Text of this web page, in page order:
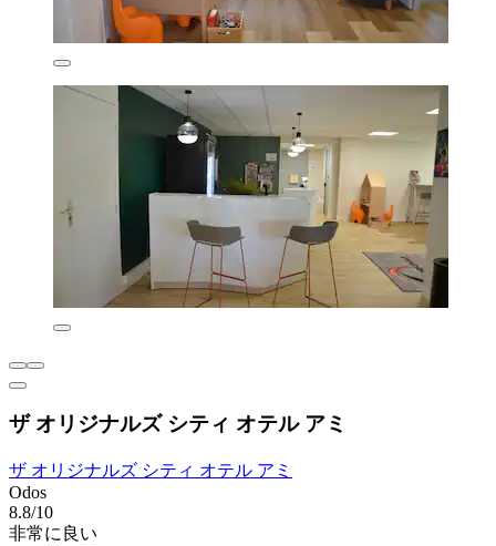
ザ オリジナルズ シティ オテル アミ
ザ オリジナルズ シティ オテル アミ
Odos
8.8/10
非常に良い